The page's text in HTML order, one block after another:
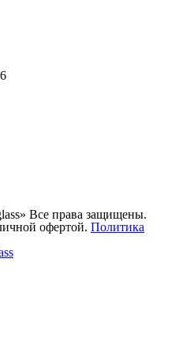
Все права защищены.
офертой. Политика